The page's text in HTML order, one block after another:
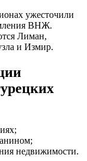
ужесточили
ВНЖ.
Лиман,
и Измир.
недвижимости.